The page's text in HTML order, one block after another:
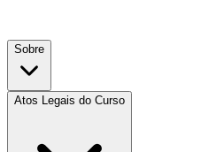
Sobre
Atos Legais do Curso